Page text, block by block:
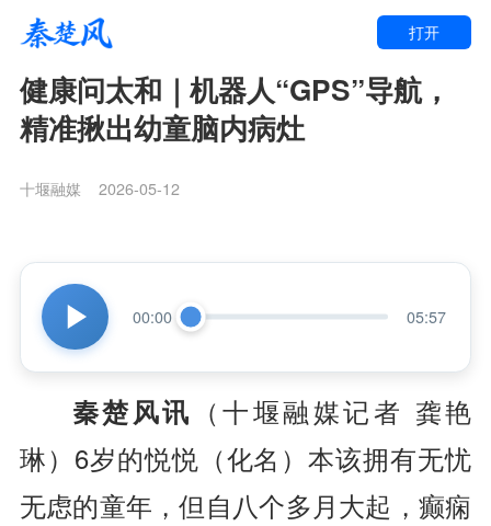
打开
健康问太和｜机器人“GPS”导航，
精准揪出幼童脑内病灶
十堰融媒 2026-05-12
00:00 05:57
秦楚风讯 （十堰融媒记者 龚艳
琳）6岁的悦悦（化名）本该拥有无忧
无虑的童年，但自八个多月大起， 癫痫